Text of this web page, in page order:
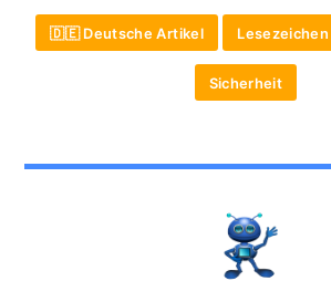
🇩🇪 Deutsche Artikel Lesezeichen
Sicherheit